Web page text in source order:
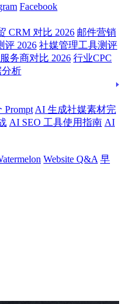
Facebook
CRM 对比 2026 邮件营销
评 2026 社媒管理工具测评
务商对比 2026 行业CPC
析
Prompt AI 生成社媒素材完
AI SEO 工具使用指南 AI
Website Q&A 早